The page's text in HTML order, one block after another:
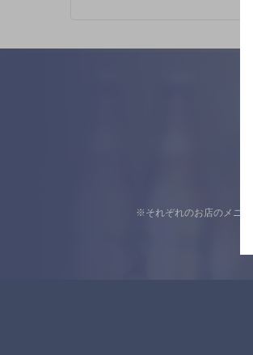
※それぞれのお店のメニュ